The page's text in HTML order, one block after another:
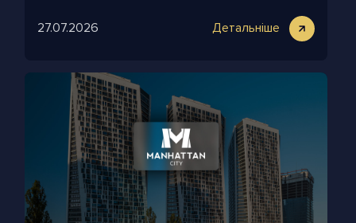
27.07.2026 Детальніше